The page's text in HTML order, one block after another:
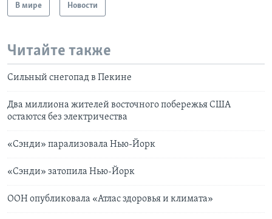
В мире Новости
Читайте также
Сильный снегопад в Пекине
Два миллиона жителей восточного побережья США
остаются без электричества
«Сэнди» парализовала Нью-Йорк
«Сэнди» затопила Нью-Йорк
ООН опубликовала «Атлас здоровья и климата»